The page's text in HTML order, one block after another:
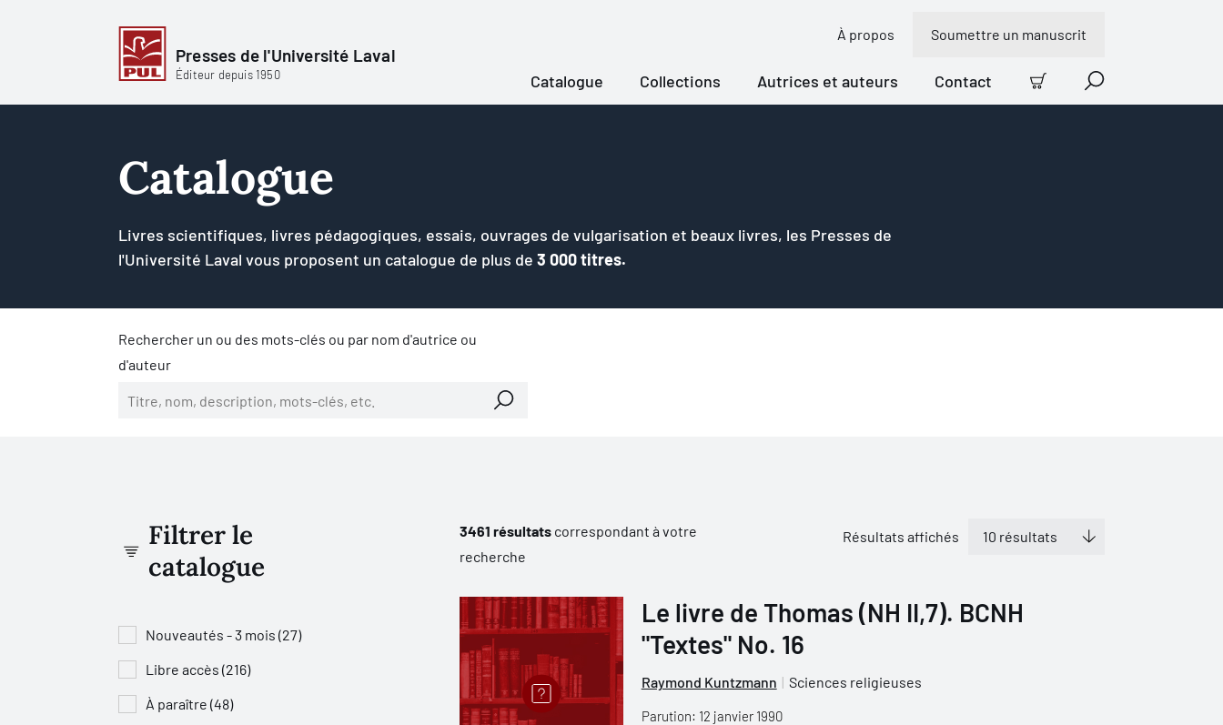
Presses de l'Université Laval
Éditeur depuis 1950
À propos Soumettre un manuscrit
Catalogue Collections Autrices et auteurs Contact
Panier Recherche
Catalogue
Livres scientifiques, livres pédagogiques, essais, ouvrages de vulgarisation et beaux livres, les Presses de
l'Université Laval vous proposent un catalogue de plus de 3 000 titres.
Rechercher un ou des mots-clés ou par nom d'autrice ou
d'auteur
Filtrer le
catalogue
Nouveautés - 3 mois (27)
Libre accès (216)
À paraître (48)
3461 résultatscorrespondant à votre
recherche
Résultats affichés
Le livre de Thomas (NH II,7). BCNH
"Textes" No. 16
Raymond Kuntzmann Sciences religieuses
Parution: 12 janvier 1990